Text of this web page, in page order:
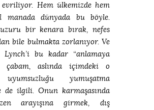
Hem ülkemizde hem
manada dünyada bu böyle.
bir kenara bırak, nefes
bile bulmakta zorlanıyor. Ve
bu kadar “anlamaya
çabam, aslında içimdeki o
yumuşatma
de ilgili. Onun karmaşasında
arayışına girmek, dış